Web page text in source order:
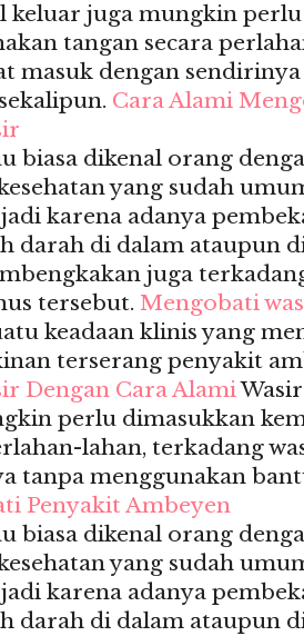
keluar juga mungkin
tangan secara
masuk dengan
Cara Alami
biasa dikenal orang
yang sudah
karena adanya
darah di dalam ataupun
juga
tersebut. Mengobati
keadaan klinis yang
terserang penyakit
Dengan Cara Alami
perlu dimasukkan
lahan, terkadang
tanpa menggunakan
Penyakit Ambeyen
biasa dikenal orang
yang sudah
karena adanya
darah di dalam ataupun